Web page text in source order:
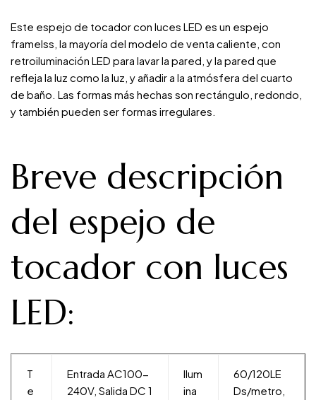
Este espejo de tocador con luces LED es un espejo
framelss, la mayoría del modelo de venta caliente, con
retroiluminación LED para lavar la pared, y la pared que
refleja la luz como la luz, y añadir a la atmósfera del cuarto
de baño. Las formas más hechas son rectángulo, redondo,
y también pueden ser formas irregulares.
Breve descripción
del espejo de
tocador con luces
LED:
T
e
Entrada AC100-
240V, Salida DC 1
Ilum
ina
60/120LE
Ds/metro,